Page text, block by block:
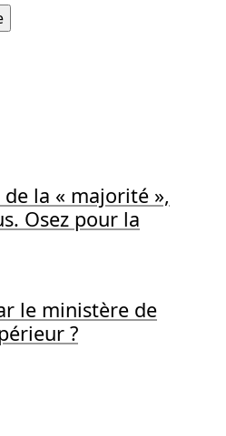
la « majorité »,
Osez pour la
le ministère de
?